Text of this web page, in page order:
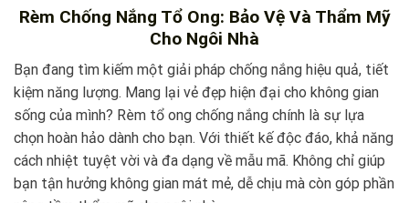
Rèm Chống Nắng Tổ Ong: Bảo Vệ Và Thẩm Mỹ
Cho Ngôi Nhà
Bạn đang tìm kiếm một giải pháp chống nắng hiệu quả, tiết
kiệm năng lượng. Mang lại vẻ đẹp hiện đại cho không gian
sống của mình? Rèm tổ ong chống nắng chính là sự lựa
chọn hoàn hảo dành cho bạn. Với thiết kế độc đáo, khả năng
cách nhiệt tuyệt vời và đa dạng về mẫu mã. Không chỉ giúp
bạn tận hưởng không gian mát mẻ, dễ chịu mà còn góp phần